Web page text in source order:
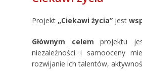
Projekt „Ciekawi życia” jest
Głównym celemprojektu
niezależności i samooceny
rozwijanie ich talentów,